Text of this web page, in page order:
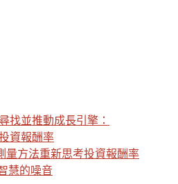
找並推動成長引擎：
資報酬率
量方法重新思考投資報酬率
慧的噪音